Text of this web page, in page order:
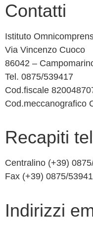
contatti
Istituto
Via Vincenzo Cuoco
86042 –
Tel. 0875/539417
Cod.fiscale
Cod.meccanografico
recapiti
Centralino (+39)
Fax (+39) 0875/
indirizzi